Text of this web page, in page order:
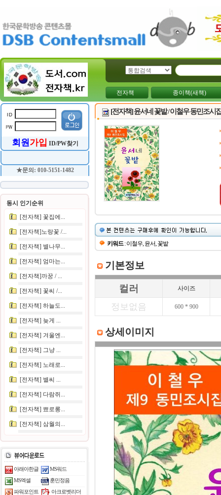
전자책 종이책(새책)
회원가입 ID/PW찾기
★문의: 010-5151-1482
동시 인기순위
[전자책] 꽃집에...
[전자책]노랑꽃 /...
[전자책] 별나무...
[전자책] 엄마는...
[전자책]까꿍 / ...
[전자책] 꽃씨 /...
[전자책] 하늘도...
[전자책] 늦게 ...
[전자책] 겨울엔...
[전자책] 그냥 ...
[전자책] 노래로...
[전자책] 별씨 ...
[전자책] 다람쥐...
[전자책] 뾰로롱...
[전자책] 삼월의...
아래아한글 MS워드
MS엑셀 훈민정음
파워포인트 아크로벳리더
[전자책] 윤서네 꽃밭 / 이철우 동민조시
키워드: 이철우, 윤서, 꽃밭
기본정보
컬러 사이즈
정보없음 600 * 900
상세이미지